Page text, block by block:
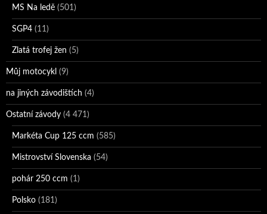
MS Na ledě (501)
SGP4 (11)
Zlatá trofej žen (5)
Můj motocykl (9)
na jiných závodištích (4)
Ostatní závody (4 471)
Markéta Cup 125 ccm (585)
Mistrovství Slovenska (54)
pohár 250 ccm (1)
Polsko (181)